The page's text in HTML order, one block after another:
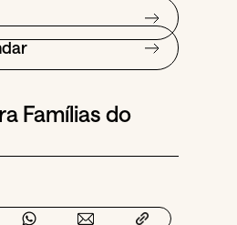
Famílias do